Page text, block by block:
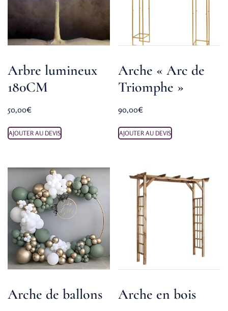
Arbre lumineux
180CM
50,00€
AJOUTER AU DEVIS
Arche « Arc de
Triomphe »
90,00€
AJOUTER AU DEVIS
Arche de ballons Arche en bois